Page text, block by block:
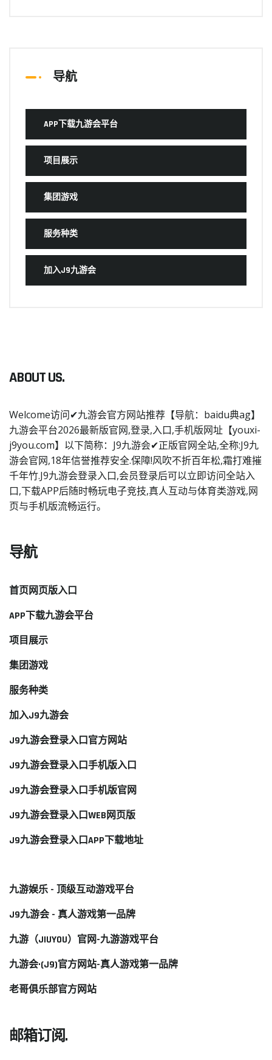
导航
APP下载九游会平台
项目展示
集团游戏
服务种类
加入J9九游会
ABOUT US.
Welcome访问✔九游会官方网站推荐【导航：baidu典ag】
九游会平台2026最新版官网,登录,入口,手机版网址【youxi-
j9you.com】以下简称：J9九游会✔正版官网全站,全称:J9九
游会官网,18年信誉推荐安全.保障!风吹不折百年松,霜打难摧
千年竹.J9九游会登录入口,会员登录后可以立即访问全站入
口,下载APP后随时畅玩电子竞技,真人互动与体育类游戏,网
页与手机版流畅运行。
导航
首页网页版入口
APP下载九游会平台
项目展示
集团游戏
服务种类
加入J9九游会
J9九游会登录入口官方网站
J9九游会登录入口手机版入口
J9九游会登录入口手机版官网
J9九游会登录入口WEB网页版
J9九游会登录入口APP下载地址
九游娱乐 - 顶级互动游戏平台
J9九游会 - 真人游戏第一品牌
九游（JIUYOU）官网-九游游戏平台
九游会·(J9)官方网站-真人游戏第一品牌
老哥俱乐部官方网站
邮箱订阅.